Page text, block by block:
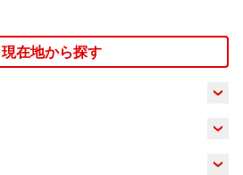
現在地から探す